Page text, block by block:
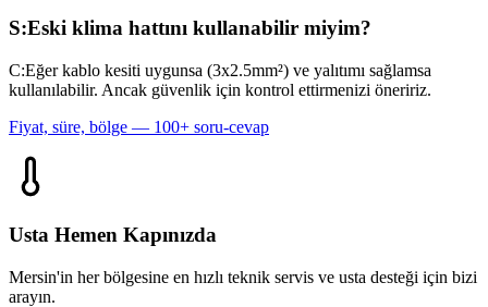
S:Eski klima hattını kullanabilir miyim?
C:Eğer kablo kesiti uygunsa (3x2.5mm²) ve yalıtımı sağlamsa
kullanılabilir. Ancak güvenlik için kontrol ettirmenizi öneririz.
Fiyat, süre, bölge — 100+ soru-cevap
Usta Hemen Kapınızda
Mersin'in her bölgesine en hızlı teknik servis ve usta desteği için bizi
arayın.